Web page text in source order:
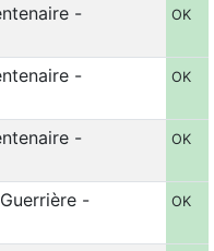
-
OK
-
OK
-
OK
-
OK